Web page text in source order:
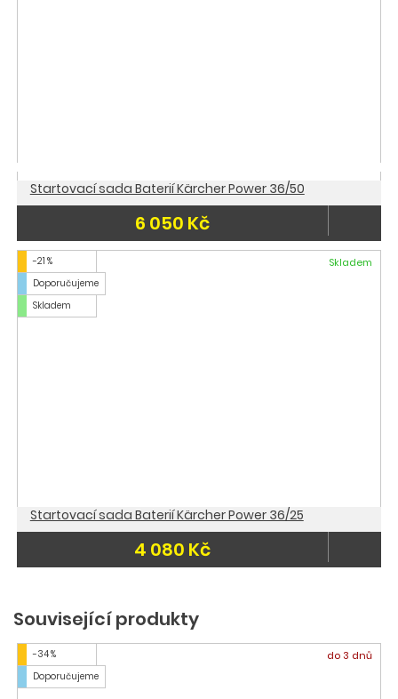
Startovací sada Baterií Kärcher Power 36/50
6 050 Kč
-21 %
Doporučujeme
Skladem
Skladem
Startovací sada Baterií Kärcher Power 36/25
4 080 Kč
Související produkty
-34 %
Doporučujeme
do 3 dnů